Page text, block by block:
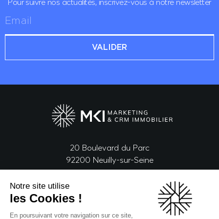
VALIDER
20 Boulevard du Parc
92200 Neuilly-sur-Seine
NOUS CONTACTER
Notre site utilise
les Cookies !
En poursuivant votre navigation sur ce site,